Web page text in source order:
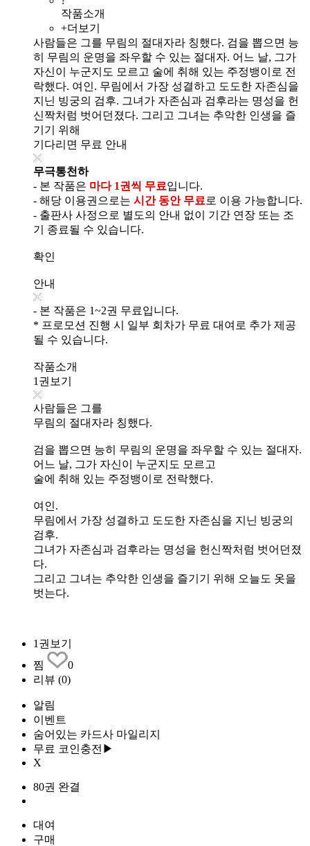
작품소개
+더보기
사람들은 그를 무림의 절대자라 칭했다. 검을 뽑으면 능
히 무림의 운명을 좌우할 수 있는 절대자. 어느 날, 그가
자신이 누군지도 모르고 술에 취해 있는 주정뱅이로 전
락했다. 여인. 무림에서 가장 성결하고 도도한 자존심을
지닌 빙궁의 검후. 그녀가 자존심과 검후라는 명성을 헌
신짝처럼 벗어던졌다. 그리고 그녀는 추악한 인생을 즐
기기 위해
기다리면 무료 안내
무극통천하
- 본 작품은 마다 1권씩 무료입니다.
- 해당 이용권으로는 시간 동안 무료 로 이용 가능합니다.
- 출판사 사정으로 별도의 안내 없이 기간 연장 또는 조
기 종료될 수 있습니다.
확인
안내
- 본 작품은 1~2권 무료입니다.
* 프로모션 진행 시 일부 회차가 무료 대여로 추가 제공
될 수 있습니다.
작품소개
1권보기
사람들은 그를
무림의 절대자라 칭했다.
검을 뽑으면 능히 무림의 운명을 좌우할 수 있는 절대자.
어느 날, 그가 자신이 누군지도 모르고
술에 취해 있는 주정뱅이로 전락했다.
여인.
무림에서 가장 성결하고 도도한 자존심을 지닌 빙궁의
검후.
그녀가 자존심과 검후라는 명성을 헌신짝처럼 벗어던졌
다.
그리고 그녀는 추악한 인생을 즐기기 위해 오늘도 옷을
벗는다.
1권보기
찜
0
리뷰 (0)
알림
이벤트
숨어있는 카드사 마일리지
무료 코인충전▶
X
80권 완결
대여
구매